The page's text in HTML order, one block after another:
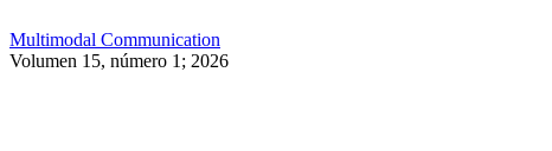
Multimodal Communication
Volumen 15, número 1; 2026